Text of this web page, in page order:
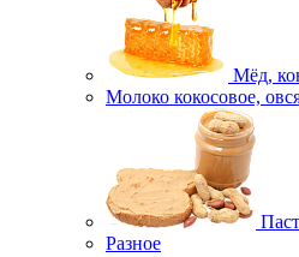
Мёд,
Молоко кокосовое,
Разное